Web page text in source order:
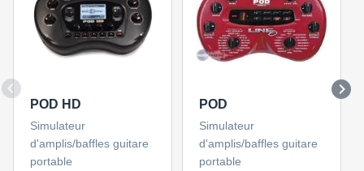
POD HD
Simulateur
d'amplis/baffles guitare
portable
POD
Simulateur
d'amplis/baffles guitare
portable